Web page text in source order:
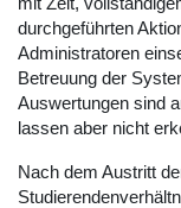
durchgeführten
Administratoren
Betreuung der
Auswertungen sind
lassen aber nicht
Nach dem Austritt